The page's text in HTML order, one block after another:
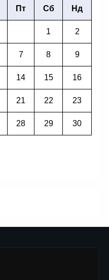
Пт Сб Нд
1 2
7 8 9
14 15 16
21 22 23
28 29 30